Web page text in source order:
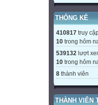
THỐNG KÊ
410817 truy
10 trong hôm
539132 lượt
10 trong hôm
8 thành viên
THÀNH VIÊN